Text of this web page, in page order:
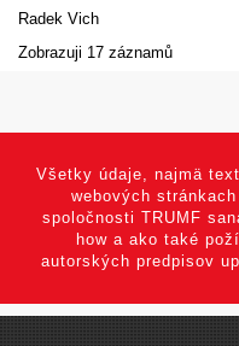
Radek Vich
Zobrazuji 17 záznamů
Všetky údaje, najmä
webových
spoločnosti TRUMF
how a ako také
autorských predpisov